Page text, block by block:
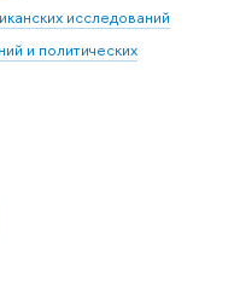
исследований
и политических